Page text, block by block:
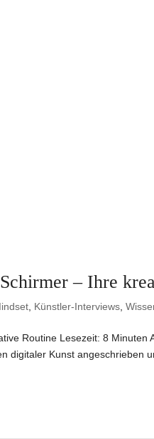
– Ihre
Künstler-Interviews ,
Routine Lesezeit: 8 Minuten
digitaler Kunst angeschrieben